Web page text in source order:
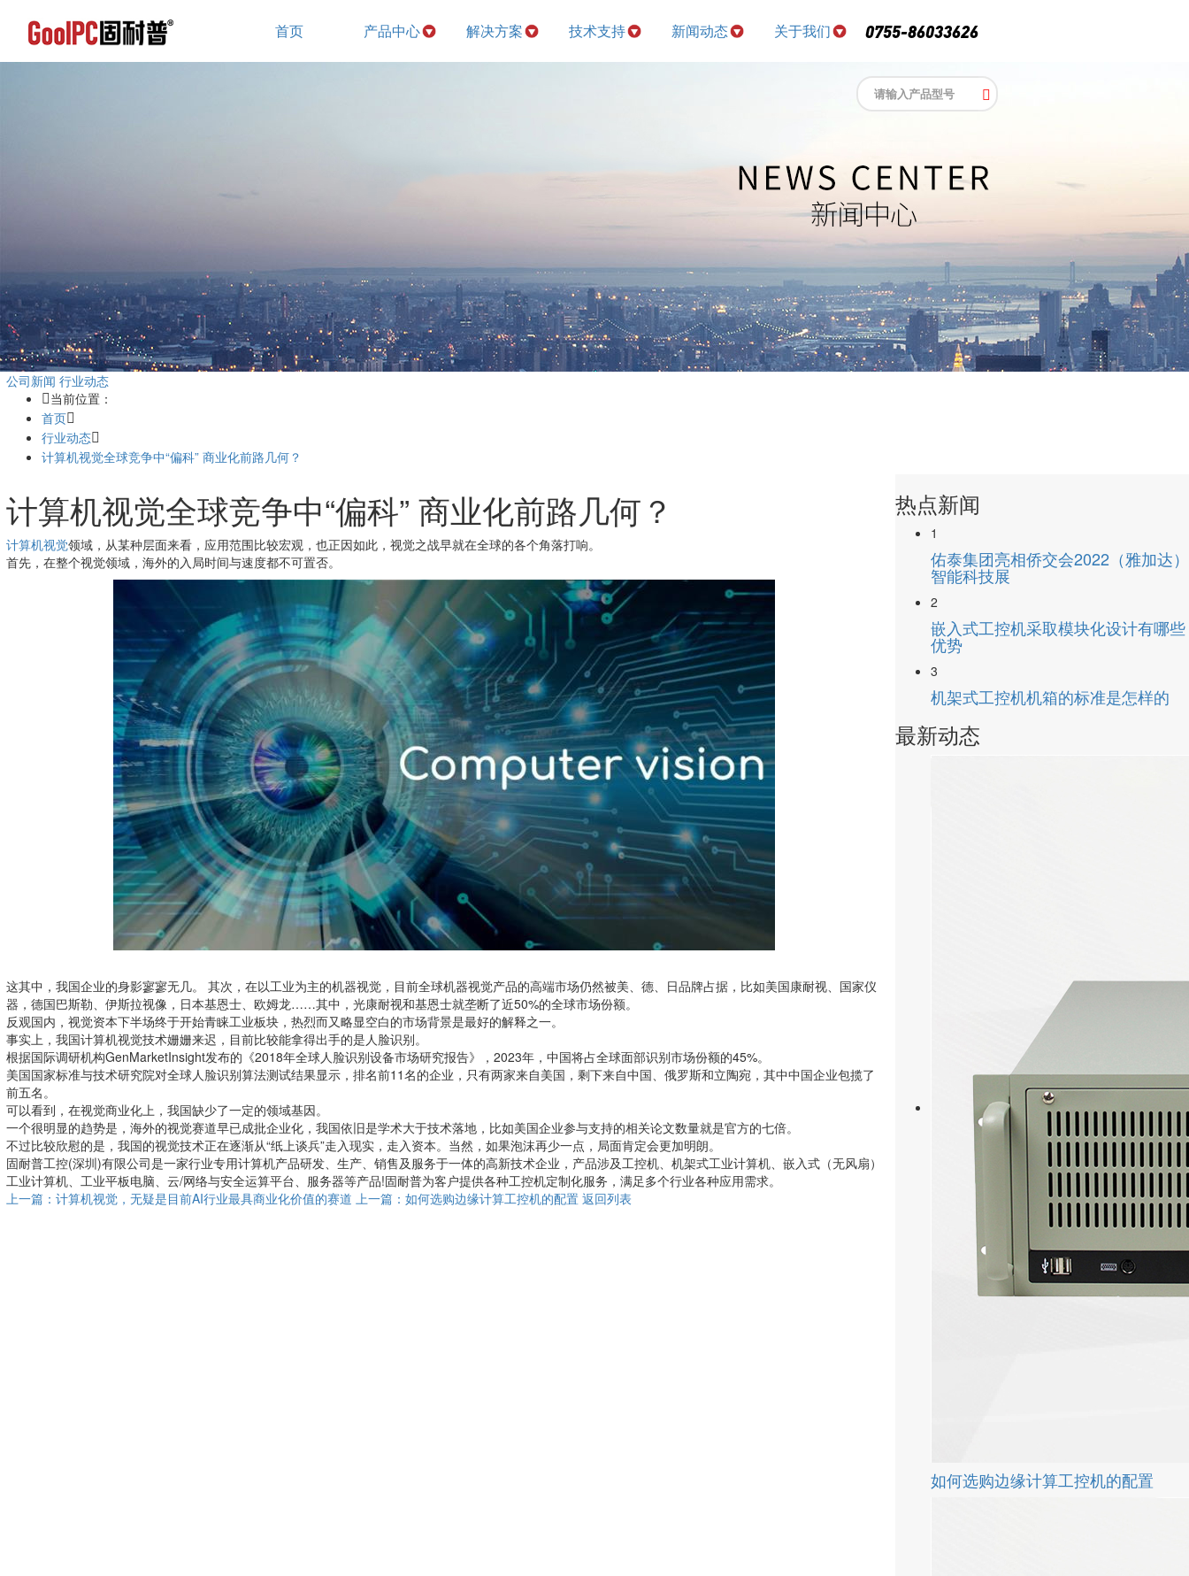
首页 产品中心 解决方案 技术支持 新闻动态 关于我们 0755-86033626
公司新闻 行业动态
当前位置：
首页
行业动态
​计算机视觉全球竞争中“偏科” 商业化前路几何？
​计算机视觉全球竞争中“偏科” 商业化前路几何？
计算机视觉领域，从某种层面来看，应用范围比较宏观，也正因如此，视觉之战早就在全球的各个角落打响。
首先，在整个视觉领域，海外的入局时间与速度都不可置否。
这其中，我国企业的身影寥寥无几。 其次，在以工业为主的机器视觉，目前全球机器视觉产品的高端市场仍然被美、德、日品牌占据，比如美国康耐视、国家仪
器，德国巴斯勒、伊斯拉视像，日本基恩士、欧姆龙……其中，光康耐视和基恩士就垄断了近50%的全球市场份额。
反观国内，视觉资本下半场终于开始青睐工业板块，热烈而又略显空白的市场背景是最好的解释之一。
事实上，我国计算机视觉技术姗姗来迟，目前比较能拿得出手的是人脸识别。
根据国际调研机构GenMarketInsight发布的《2018年全球人脸识别设备市场研究报告》，2023年，中国将占全球面部识别市场份额的45%。
美国国家标准与技术研究院对全球人脸识别算法测试结果显示，排名前11名的企业，只有两家来自美国，剩下来自中国、俄罗斯和立陶宛，其中中国企业包揽了
前五名。
可以看到，在视觉商业化上，我国缺少了一定的领域基因。
一个很明显的趋势是，海外的视觉赛道早已成批企业化，我国依旧是学术大于技术落地，比如美国企业参与支持的相关论文数量就是官方的七倍。
不过比较欣慰的是，我国的视觉技术正在逐渐从“纸上谈兵”走入现实，走入资本。当然，如果泡沫再少一点，局面肯定会更加明朗。
固耐普工控(深圳)有限公司是一家行业专用计算机产品研发、生产、销售及服务于一体的高新技术企业，产品涉及工控机、机架式工业计算机、嵌入式（无风扇）
工业计算机、工业平板电脑、云/网络与安全运算平台、服务器等产品!固耐普为客户提供各种工控机定制化服务，满足多个行业各种应用需求。
上一篇：计算机视觉，无疑是目前AI行业最具商业化价值的赛道 上一篇：如何选购边缘计算工控机的配置 返回列表
热点新闻
1
佑泰集团亮相侨交会2022（雅加达）
智能科技展
2
嵌入式工控机采取模块化设计有哪些
优势
3
机架式工控机机箱的标准是怎样的
最新动态
如何选购边缘计算工控机的配置